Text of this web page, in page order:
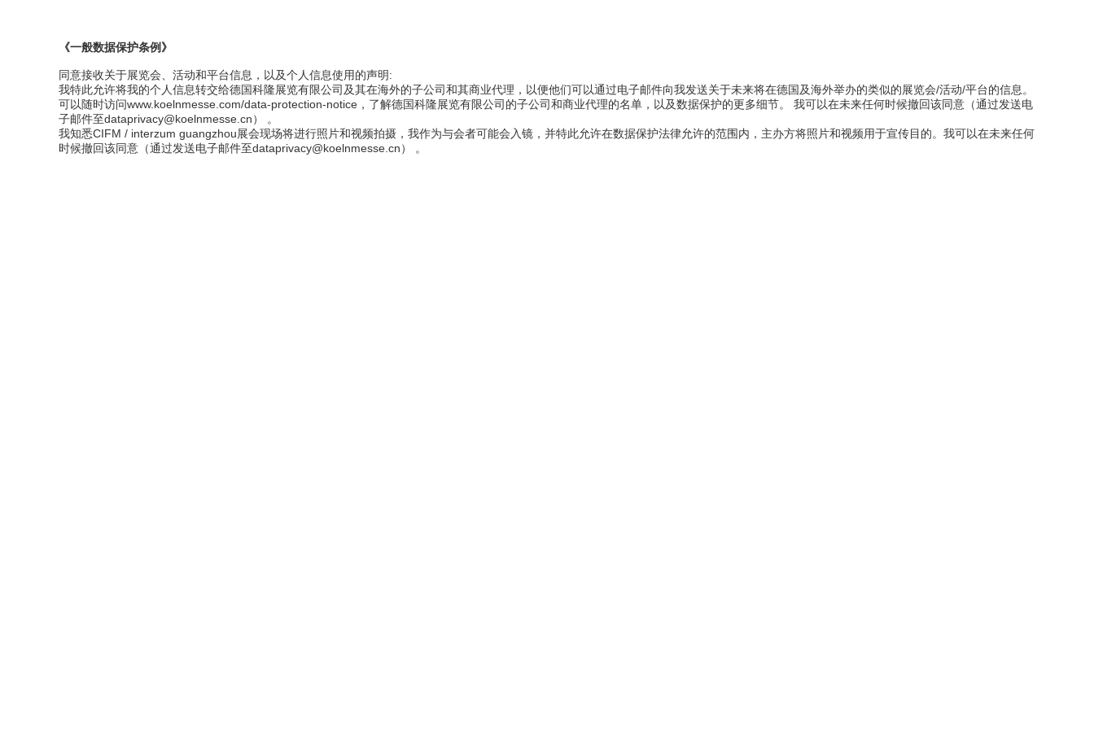
《一般数据保护条例》
同意接收关于展览会、活动和平台信息，以及个人信息使用的声明:
我特此允许将我的个人信息转交给德国科隆展览有限公司及其在海外的子公司和其商业代理，以便他们可以通过电子邮件向我发送关于未来将在德国及海外举办的类似的展览会/活动/平台的信息。
可以随时访问www.koelnmesse.com/data-protection-notice，了解德国科隆展览有限公司的子公司和商业代理的名单，以及数据保护的更多细节。 我可以在未来任何时候撤回该同意（通过发送电
子邮件至dataprivacy@koelnmesse.cn） 。
我知悉CIFM / interzum guangzhou展会现场将进行照片和视频拍摄，我作为与会者可能会入镜，并特此允许在数据保护法律允许的范围内，主办方将照片和视频用于宣传目的。我可以在未来任何
时候撤回该同意（通过发送电子邮件至dataprivacy@koelnmesse.cn） 。